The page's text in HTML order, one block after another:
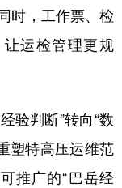
时，工作票、检
运检管理更规
验判断”转向“数
塑特高压运维范
推广的“巴岳经